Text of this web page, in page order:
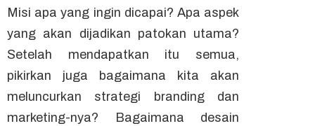
Misi apa yang ingin dicapai? Apa aspek
yang akan dijadikan patokan utama?
Setelah mendapatkan itu semua,
pikirkan juga bagaimana kita akan
meluncurkan strategi
branding dan
marketing-nya? Bagaimana desain